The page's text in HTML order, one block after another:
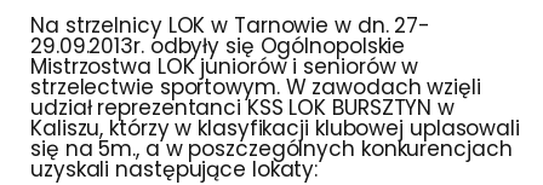
Na strzelnicy LOK w Tarnowie w dn. 27-
29.09.2013r. odbyły się Ogólnopolskie
Mistrzostwa LOK juniorów i seniorów w
strzelectwie sportowym. W zawodach wzięli
udział reprezentanci KSS LOK BURSZTYN w
Kaliszu, którzy w klasyfikacji klubowej uplasowali
się na 5m., a w poszczególnych konkurencjach
uzyskali następujące lokaty: